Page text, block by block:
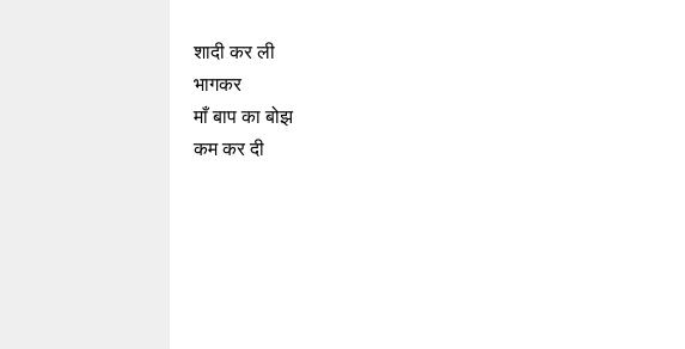
शादी कर ली
भागकर
माँ बाप का बोझ
कम कर दी